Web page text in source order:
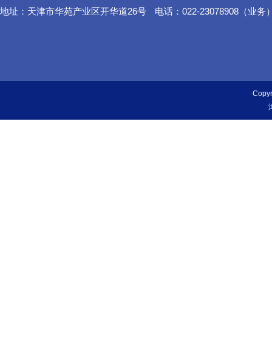
地址：天津市华苑产业区开华道26号 电话：022-23078908（业务